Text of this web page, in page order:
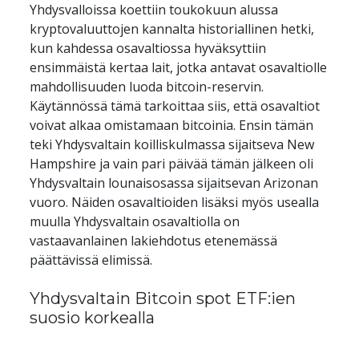
Yhdysvalloissa koettiin toukokuun alussa
kryptovaluuttojen kannalta historiallinen hetki,
kun kahdessa osavaltiossa hyväksyttiin
ensimmäistä kertaa lait, jotka antavat osavaltiolle
mahdollisuuden luoda bitcoin-reservin.
Käytännössä tämä tarkoittaa siis, että osavaltiot
voivat alkaa omistamaan bitcoinia. Ensin tämän
teki Yhdysvaltain koilliskulmassa sijaitseva New
Hampshire ja vain pari päivää tämän jälkeen oli
Yhdysvaltain lounaisosassa sijaitsevan Arizonan
vuoro. Näiden osavaltioiden lisäksi myös usealla
muulla Yhdysvaltain osavaltiolla on
vastaavanlainen lakiehdotus etenemässä
päättävissä elimissä.
Yhdysvaltain Bitcoin spot ETF:ien
suosio korkealla